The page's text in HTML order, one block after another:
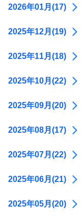
2026年01月(17)
2025年12月(19)
2025年11月(18)
2025年10月(22)
2025年09月(20)
2025年08月(17)
2025年07月(22)
2025年06月(21)
2025年05月(20)